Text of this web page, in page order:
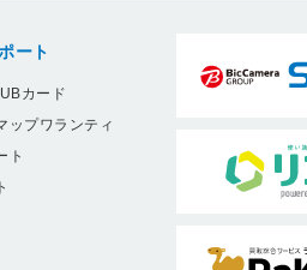
ート
カード
ップワランティ
ト